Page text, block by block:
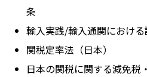
条
輸入実践/輸入通関におけ
関税定率法（日本）
日本の関税に関する減免税